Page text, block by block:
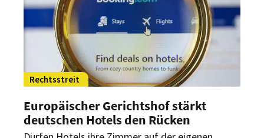
Rechtsstreit
Europäischer Gerichtshof stärkt
deutschen Hotels den Rücken